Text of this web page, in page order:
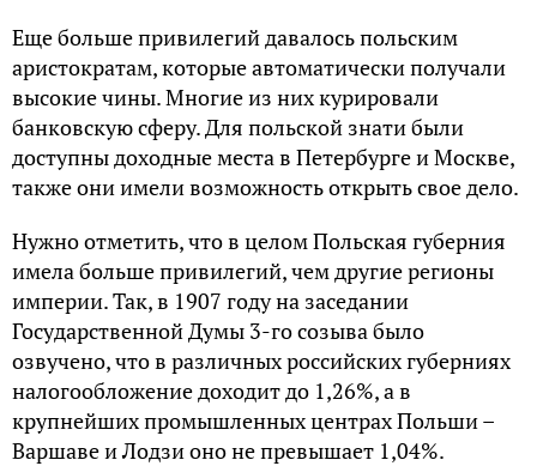
Еще больше привилегий давалось польским
аристократам, которые автоматически получали
высокие чины. Многие из них курировали
банковскую сферу. Для польской знати были
доступны доходные места в Петербурге и Москве,
также они имели возможность открыть свое дело.
Нужно отметить, что в целом Польская губерния
имела больше привилегий, чем другие регионы
империи. Так, в 1907 году на заседании
Государственной Думы 3-го созыва было
озвучено, что в различных российских губерниях
налогообложение доходит до 1,26%, а в
крупнейших промышленных центрах Польши –
Варшаве и Лодзи оно не превышает 1,04%.